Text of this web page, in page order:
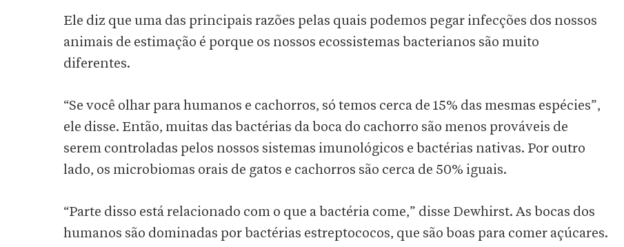
Ele diz que uma das principais razões pelas quais podemos pegar infecções dos nossos
animais de estimação é porque os nossos ecossistemas bacterianos são muito
diferentes.
“Se você olhar para humanos e cachorros, só temos cerca de 15% das mesmas espécies”,
ele disse. Então, muitas das bactérias da boca do cachorro são menos prováveis de
serem controladas pelos nossos sistemas imunológicos e bactérias nativas. Por outro
lado, os microbiomas orais de gatos e cachorros são cerca de 50% iguais.
“Parte disso está relacionado com o que a bactéria come,” disse Dewhirst. As bocas dos
humanos são dominadas por bactérias estreptococos, que são boas para comer açúcares.